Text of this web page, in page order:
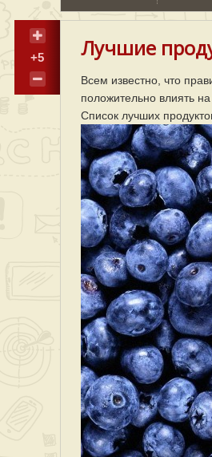
+5 Лучшие
Всем известно, что
положительно влиять
Список лучших